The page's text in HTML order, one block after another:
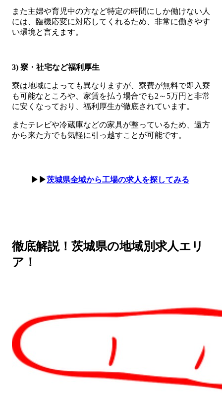
また主婦や育児中の方など特定の時間にしか働けない人
には、臨機応変に対応してくれるため、非常に働きやす
い環境と言えます。
3) 寮・社宅など福利厚生
寮は地域によっても異なりますが、寮費が無料で即入寮
も可能なところや、家賃を払う場合でも2～5万円と非常
に安くなっており、福利厚生が徹底されています。
またテレビや冷蔵庫などの家具が整っているため、遠方
から来た方でも気軽に引っ越すことが可能です。
▶▶茨城県全域から工場の求人を探してみる
徹底解説！茨城県の地域別求人エリ
ア！